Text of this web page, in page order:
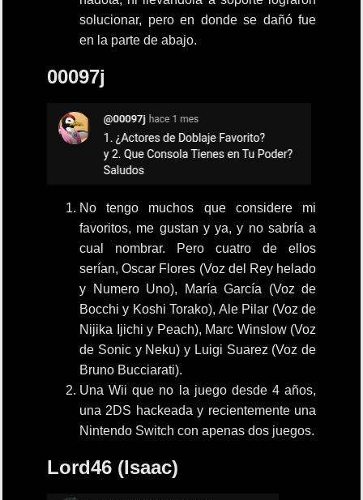
solucionar, pero en donde se dañó fue
en la parte de abajo.
00097j
No tengo muchos que considere mi
favoritos, me gustan y ya, y no sabría a
cual nombrar. Pero cuatro de ellos
serían, Oscar Flores (Voz del Rey helado
y Numero Uno), María García (Voz de
Bocchi y Koshi Torako), Ale Pilar (Voz de
Nijika Ijichi y Peach), Marc Winslow (Voz
de Sonic y Neku) y Luigi Suarez (Voz de
Bruno Bucciarati).
Una Wii que no la juego desde 4 años,
una 2DS hackeada y recientemente una
Nintendo Switch con apenas dos juegos.
Lord46 (Isaac)